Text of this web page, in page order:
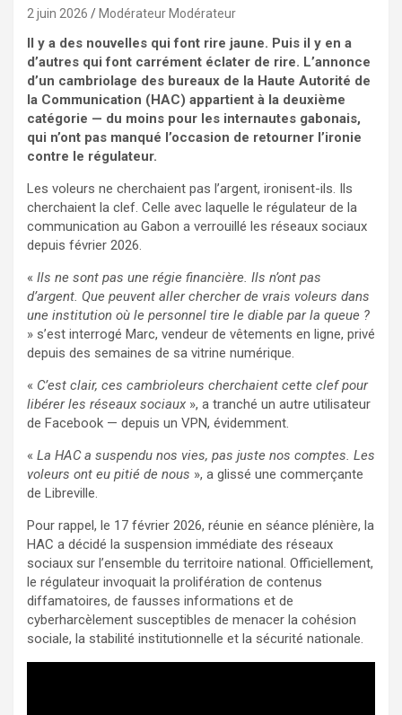
2 juin 2026 Modérateur Modérateur
Il y a des nouvelles qui font rire jaune. Puis il y en a
d’autres qui font carrément éclater de rire. L’annonce
d’un cambriolage des bureaux de la Haute Autorité de
la Communication (HAC) appartient à la deuxième
catégorie — du moins pour les internautes gabonais,
qui n’ont pas manqué l’occasion de retourner l’ironie
contre le régulateur.
Les voleurs ne cherchaient pas l’argent, ironisent-ils. Ils
cherchaient la clef. Celle avec laquelle le régulateur de la
communication au Gabon a verrouillé les réseaux sociaux
depuis février 2026.
« Ils ne sont pas une régie financière. Ils n’ont pas
d’argent. Que peuvent aller chercher de vrais voleurs dans
une institution où le personnel tire le diable par la queue ?
» s’est interrogé Marc, vendeur de vêtements en ligne, privé
depuis des semaines de sa vitrine numérique.
« C’est clair, ces cambrioleurs cherchaient cette clef pour
libérer les réseaux sociaux », a tranché un autre utilisateur
de Facebook — depuis un VPN, évidemment.
« La HAC a suspendu nos vies, pas juste nos comptes. Les
voleurs ont eu pitié de nous », a glissé une commerçante
de Libreville.
Pour rappel, le 17 février 2026, réunie en séance plénière, la
HAC a décidé la suspension immédiate des réseaux
sociaux sur l’ensemble du territoire national. Officiellement,
le régulateur invoquait la prolifération de contenus
diffamatoires, de fausses informations et de
cyberharcèlement susceptibles de menacer la cohésion
sociale, la stabilité institutionnelle et la sécurité nationale.